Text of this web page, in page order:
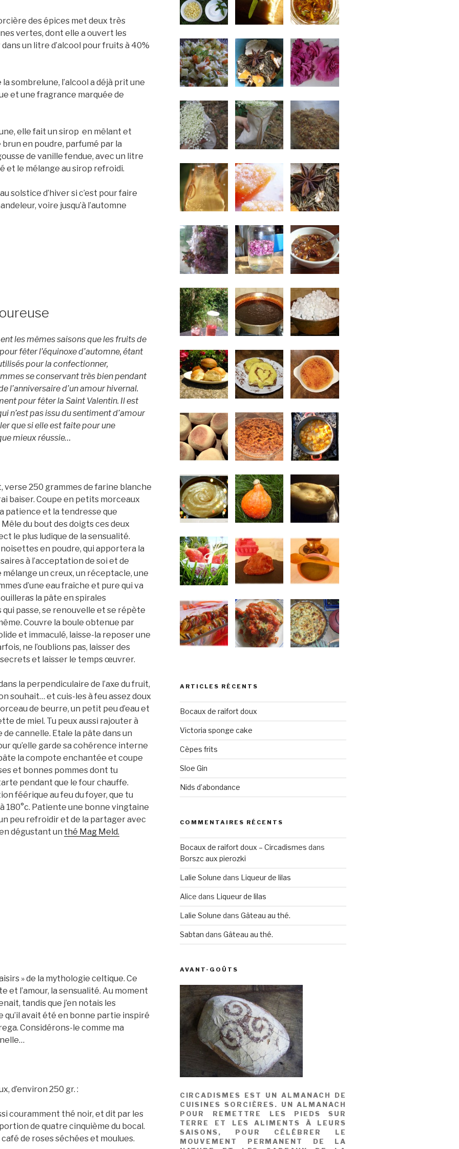
des épices met deux très
vertes, dont elle a ouvert les
un litre d’alcool pour fruits à 40%
sombrelune, l’alcool a déjà prit une
et une fragrance marquée de
elle fait un sirop en mêlant et
en poudre, parfumé par la
de vanille fendue, avec un litre
et le mélange au sirop refroidi.
solstice d’hiver si c’est pour faire
voire jusqu’à l’automne
les mêmes saisons que les fruits de
fêter l’équinoxe d’automne, étant
pour la confectionner,
se conservant très bien pendant
l’anniversaire d’un amour hivernal.
pour fêter la Saint Valentin. Il est
n’est pas issu du sentiment d’amour
que si elle est faite pour une
mieux réussie…
250 grammes de farine blanche
baiser. Coupe en petits morceaux
patience et la tendresse que
du bout des doigts ces deux
le plus ludique de la sensualité.
en poudre, qui apportera la
à l’acceptation de soi et de
mélange un creux, un réceptacle, une
d’une eau fraîche et pure qui va
la pâte en spirales
passe, se renouvelle et se répète
Couvre la boule obtenue par
et immaculé, laisse-la reposer une
ne l’oublions pas, laisser des
et laisser le temps œuvrer.
la perpendiculaire de l’axe du fruit,
souhait… et cuis-les à feu assez doux
de beurre, un petit peu d’eau et
de miel. Tu peux aussi rajouter à
cannelle. Etale la pâte dans un
qu’elle garde sa cohérence interne
la compote enchantée et coupe
et bonnes pommes dont tu
pendant que le four chauffe.
féérique au feu du foyer, que tu
180°c. Patiente une bonne vingtaine
peu refroidir et de la partager avec
dégustant un thé Mag Meld.
» de la mythologie celtique. Ce
et l’amour, la sensualité. Au moment
tandis que j’en notais les
qu’il avait été en bonne partie inspiré
Considérons-le comme ma
d’environ 250 gr. :
couramment thé noir, et dit par les
de quatre cinquième du bocal.
de roses séchées et moulues.
ARTICLES RÉCENTS
Bocaux de raifort doux
Victoria sponge cake
Cèpes frits
Sloe Gin
Nids d’abondance
COMMENTAIRES RÉCENTS
Bocaux de raifort doux – Circadismes dans
Borszc aux pierozki
Lalie Solune dans Liqueur de lilas
Alice dans Liqueur de lilas
Lalie Solune dans Gâteau au thé.
Sabtan dans Gâteau au thé.
AVANT-GOÛTS
CIRCADISMES EST UN ALMANACH DE
CUISINES SORCIÈRES. UN ALMANACH
POUR REMETTRE LES PIEDS SUR
TERRE ET LES ALIMENTS À LEURS
SAISONS, POUR CÉLÉBRER LE
MOUVEMENT PERMANENT DE LA